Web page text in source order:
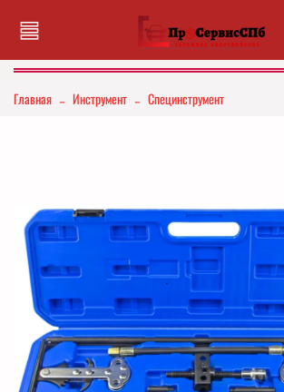
Главная Инструмент Специнструмент